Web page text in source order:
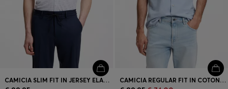
CAMICIA SLIM FIT IN JERSEY ELASTICIZZATO AD ALTE PRESTAZIONI CON STAMPA CAMICIA REGULAR FIT IN COTONE OXFORD LAVATO DELICATO